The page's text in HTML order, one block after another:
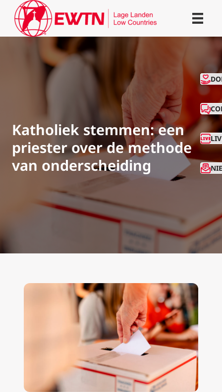
Katholiek stemmen: een
priester over de methode
van onderscheiding